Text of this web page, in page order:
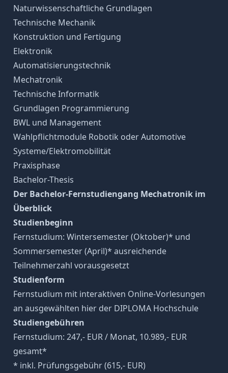
Naturwissenschaftliche Grundlagen
Technische Mechanik
Konstruktion und Fertigung
Elektronik
Automatisierungstechnik
Mechatronik
Technische Informatik
Grundlagen Programmierung
BWL und Management
Wahlpflichtmodule Robotik oder Automotive
Systeme/Elektromobilität
Praxisphase
Bachelor-Thesis
Der Bachelor-Fernstudiengang Mechatronik im
Überblick
Studienbeginn
Fernstudium: Wintersemester (Oktober)* und
Sommersemester (April)* ausreichende
Teilnehmerzahl vorausgesetzt
Studienform
Fernstudium mit interaktiven Online-Vorlesungen
an ausgewählten hier der DIPLOMA Hochschule
Studiengebühren
Fernstudium: 247,- EUR / Monat, 10.989,- EUR
gesamt*
* inkl. Prüfungsgebühr (615,- EUR)